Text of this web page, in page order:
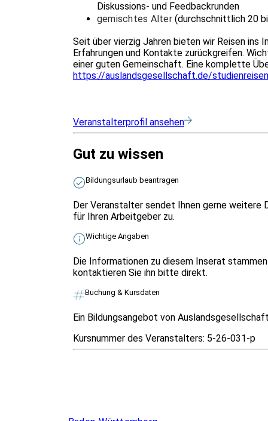
Diskussions- und Feedbackrunden
gemischtes Alter(durchschnittlich 20
Seit über vierzig Jahren bieten wir Reisen ins
Erfahrungen und Kontakte zurückgreifen.
einer guten Gemeinschaft. Eine komplette
https://auslandsgesellschaft.de/
Veranstalterprofil ansehen
Gut zu wissen
Bildungsurlaub beantragen
Der Veranstalter sendet Ihnen gerne
für Ihren Arbeitgeber zu.
Wichtige Angaben
Die Informationen zu diesem Inserat
kontaktieren Sie ihn bitte direkt.
Buchung & Kursdaten
Ein Bildungsangebot von
Kursnummer des Veranstalters: 5-26-031-p